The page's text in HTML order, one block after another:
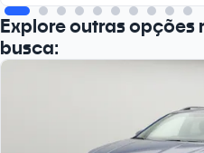
Explore outras opções
busca: